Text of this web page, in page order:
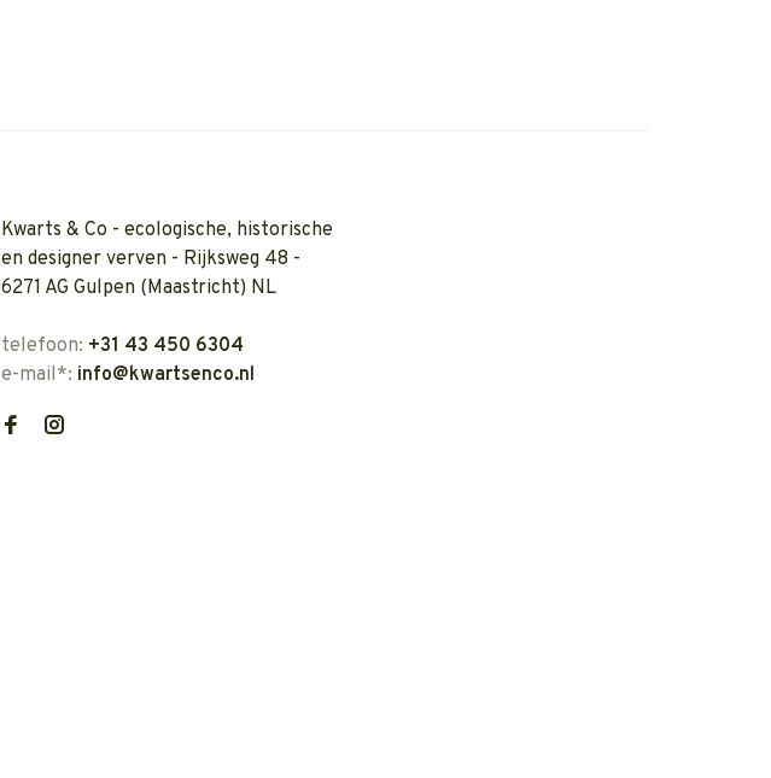
Kwarts & Co - ecologische, historische
en designer verven - Rijksweg 48 -
6271 AG Gulpen (Maastricht) NL
telefoon: +31 43 450 6304
e-mail*: info@kwartsenco.nl